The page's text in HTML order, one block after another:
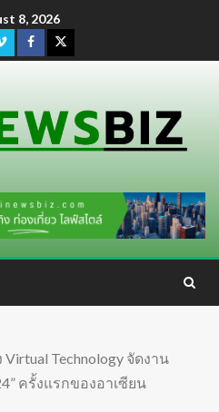
8, 2026
Technology จัดงาน
ครั้งแรกของอาเซียน